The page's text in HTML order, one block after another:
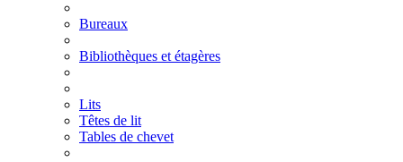
Bureaux
Bibliothèques et étagères
Lits
Têtes de lit
Tables de chevet